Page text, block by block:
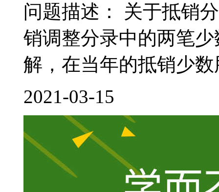
问题描述： 关于抵销
销调整分录中的两笔
解，在当年的抵销少
2021-03-15